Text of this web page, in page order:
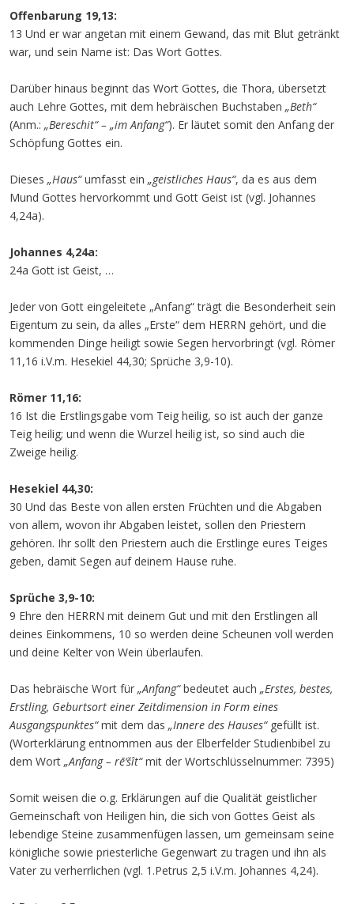
Offenbarung 19,13:
13 Und er war angetan mit einem Gewand, das mit Blut getränkt
war, und sein Name ist: Das Wort Gottes.
Darüber hinaus beginnt das Wort Gottes, die Thora, übersetzt
auch Lehre Gottes, mit dem hebräischen Buchstaben „Beth“
(Anm.: „Bereschit“ – „im Anfang“). Er läutet somit den Anfang der
Schöpfung Gottes ein.
Dieses „Haus“umfasst ein „geistliches Haus“, da es aus dem
Mund Gottes hervorkommt und Gott Geist ist (vgl. Johannes
4,24a).
Johannes 4,24a:
24a Gott ist Geist, …
Jeder von Gott eingeleitete „Anfang“ trägt die Besonderheit sein
Eigentum zu sein, da alles „Erste“ dem HERRN gehört, und die
kommenden Dinge heiligt sowie Segen hervorbringt (vgl. Römer
11,16 i.V.m. Hesekiel 44,30; Sprüche 3,9-10).
Römer 11,16:
16 Ist die Erstlingsgabe vom Teig heilig, so ist auch der ganze
Teig heilig; und wenn die Wurzel heilig ist, so sind auch die
Zweige heilig.
Hesekiel 44,30:
30 Und das Beste von allen ersten Früchten und die Abgaben
von allem, wovon ihr Abgaben leistet, sollen den Priestern
gehören. Ihr sollt den Priestern auch die Erstlinge eures Teiges
geben, damit Segen auf deinem Hause ruhe.
Sprüche 3,9-10:
9 Ehre den HERRN mit deinem Gut und mit den Erstlingen all
deines Einkommens, 10 so werden deine Scheunen voll werden
und deine Kelter von Wein überlaufen.
Das hebräische Wort für „Anfang“bedeutet auch „Erstes, bestes,
Erstling, Geburtsort einer Zeitdimension in Form eines
Ausgangspunktes“mit dem das „Innere des Hauses“gefüllt ist.
(Worterklärung entnommen aus der Elberfelder Studienbibel zu
dem Wort „Anfang – rē‘šît“mit der Wortschlüsselnummer: 7395)
Somit weisen die o.g. Erklärungen auf die Qualität geistlicher
Gemeinschaft von Heiligen hin, die sich von Gottes Geist als
lebendige Steine zusammenfügen lassen, um gemeinsam seine
königliche sowie priesterliche Gegenwart zu tragen und ihn als
Vater zu verherrlichen (vgl. 1.Petrus 2,5 i.V.m. Johannes 4,24).